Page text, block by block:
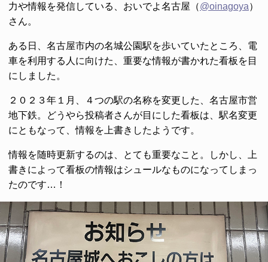
力や情報を発信している、おいでよ名古屋（@oinagoya）
さん。
ある日、名古屋市内の名城公園駅を歩いていたところ、電
車を利用する人に向けた、重要な情報が書かれた看板を目
にしました。
２０２３年１月、４つの駅の名称を変更した、名古屋市営
地下鉄。どうやら投稿者さんが目にした看板は、駅名変更
にともなって、情報を上書きしたようです。
情報を随時更新するのは、とても重要なこと。しかし、上
書きによって看板の情報はシュールなものになってしまっ
たのです…！